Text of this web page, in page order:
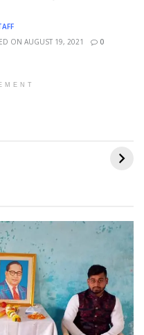
ON AUGUST 19, 2021
0